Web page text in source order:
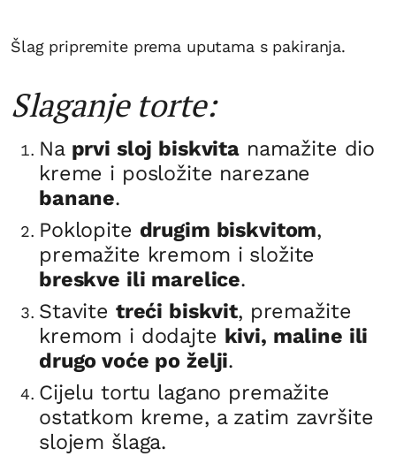
Šlag pripremite prema uputama s pakiranja.
Slaganje torte:
Na prvi sloj biskvita namažite dio
kreme i posložite narezane
banane.
Poklopite drugim biskvitom,
premažite kremom i složite
breskve ili marelice.
Stavite treći biskvit, premažite
kremom i dodajte kivi, maline ili
drugo voće po želji.
Cijelu tortu lagano premažite
ostatkom kreme, a zatim završite
slojem šlaga.